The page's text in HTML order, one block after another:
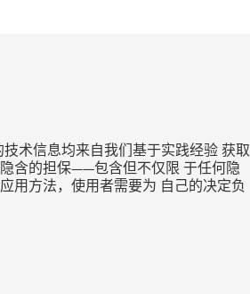
术信息均来自我们基于实践经验 获取
含的担保——包含但不仅限 于任何隐
用方法，使用者需要为 自己的决定负